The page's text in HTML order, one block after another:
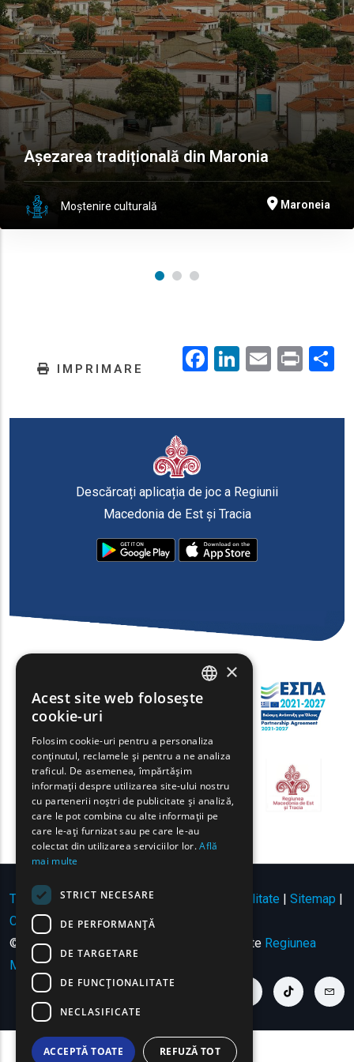
Așezarea tradițională din Maronia
Moștenire culturală Maroneia
IMPRIMARE Facebook
LinkedIn
EmailPrint
Descărcați aplicația de joc a Regiunii
Macedonia de Est și Tracia
Termeni de utilizare | Politica de confidențialitate | Sitemap |
Contact
© Copyright 2024 - Toate drepturile rezervate Regiunea
Macedonia de Est și Tracia
youtube link linkedin linkinstagram link
tiktok link
ENGLISH
FRENCH
BULGARIAN
GERMAN
ROMANIAN
×
Acest site web folosește
cookie-uri
Folosim cookie-uri pentru a personaliza
conținutul, reclamele și pentru a ne analiza
traficul. De asemenea, împărtășim
informații despre utilizarea site-ului nostru
cu partenerii noștri de publicitate și analiză,
care le pot combina cu alte informații pe
care le-ați furnizat sau pe care le-au
colectat din utilizarea serviciilor lor.Află
mai multe
STRICT NECESARE
DE PERFORMANȚĂ
DE TARGETARE
DE FUNCŢIONALITATE
NECLASIFICATE
ACCEPTĂ TOATE REFUZĂ TOT